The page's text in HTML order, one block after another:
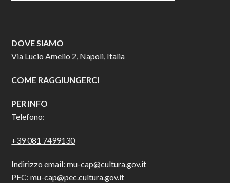
DOVE SIAMO
Via Lucio Amelio 2, Napoli, Italia
COME RAGGIUNGERCI
PER INFO
Telefono:
+39 081 7499130
Indirizzo email:mu-cap@cultura.gov.it
PEC:mu-cap@pec.cultura.gov.it